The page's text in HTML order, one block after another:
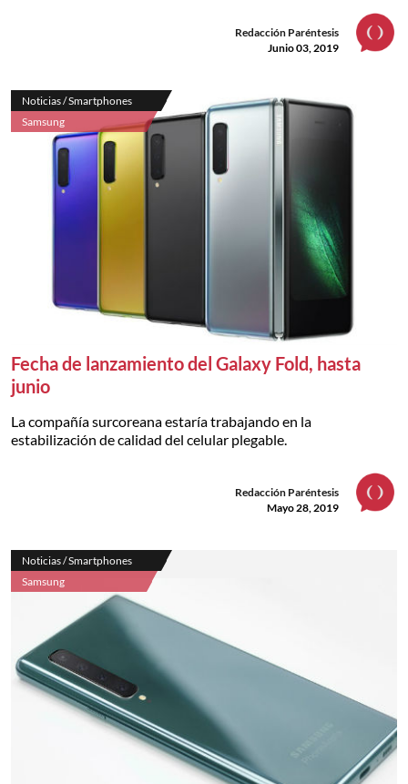
Redacción Paréntesis
Junio 03, 2019
Noticias / Smartphones
Samsung
Fecha de lanzamiento del Galaxy Fold, hasta
junio
La compañía surcoreana estaría trabajando en la
estabilización de calidad del celular plegable.
Redacción Paréntesis
Mayo 28, 2019
Noticias / Smartphones
Samsung